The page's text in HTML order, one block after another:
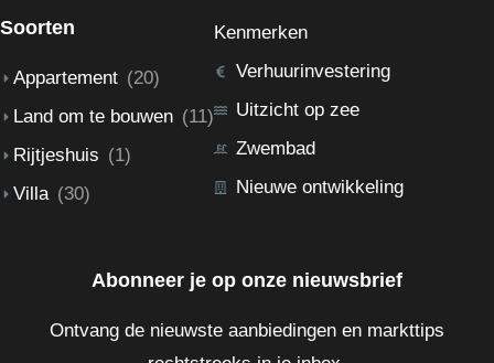
Soorten
Appartement (20)
Land om te bouwen (11)
Rijtjeshuis (1)
Villa (30)
Kenmerken
Verhuurinvestering
Uitzicht op zee
Zwembad
Nieuwe ontwikkeling
Abonneer je op onze nieuwsbrief
Ontvang de nieuwste aanbiedingen en markttips